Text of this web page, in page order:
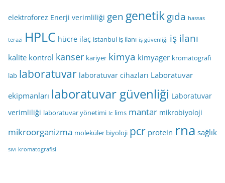
elektroforez Enerji verimliliği gen genetikgıda hassas
terazi HPLC hücre ilaç istanbul iş ilanı iş güvenliği iş ilanı
kalite kontrol kanser kariyer kimya kimyager kromatografi
lab laboratuvar laboratuvar cihazları Laboratuvar
ekipmanları laboratuvar güvenliği Laboratuvar
verimliliği laboratuvar yönetimi lc lims mantar mikrobiyoloji
mikroorganizma moleküler biyoloji pcr protein rna sağlık
sıvı kromatografisi